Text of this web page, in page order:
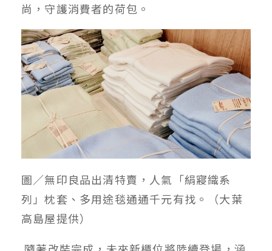
尚，守護消費者的荷包。
圖／無印良品出清特賣，人氣「絹寢織系
列」枕套、多用途毯通通千元有找。（大葉
高島屋提供）